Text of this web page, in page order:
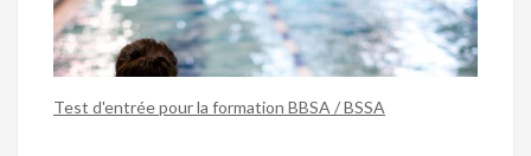
Test d'entrée pour la formation BBSA / BSSA